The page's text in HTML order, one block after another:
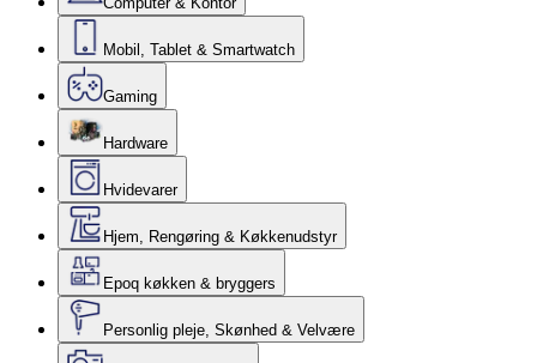
Mobil, Tablet & Smartwatch
Gaming
Hardware
Hvidevarer
Hjem, Rengøring & Køkkenudstyr
Epoq køkken & bryggers
Personlig pleje, Skønhed & Velvære